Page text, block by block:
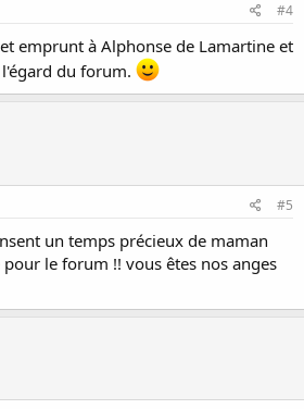
#4
emprunt à Alphonse de Lamartine et
du forum.
#5
un temps précieux de maman
le forum !! vous êtes nos anges